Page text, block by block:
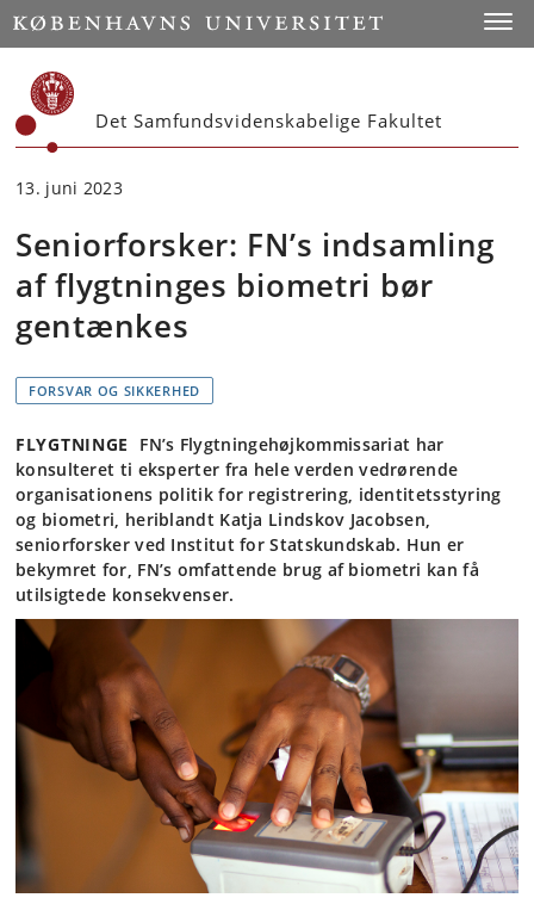
Start
Det Samfundsvidenskabelige Fakultet
13. juni 2023
Seniorforsker: FN’s indsamling
af flygtninges biometri bør
gentænkes
FORSVAR OG SIKKERHED
FLYGTNINGE
FN’s Flygtningehøjkommissariat har
konsulteret ti eksperter fra hele verden vedrørende
organisationens politik for registrering, identitetsstyring
og biometri, heriblandt Katja Lindskov Jacobsen,
seniorforsker ved Institut for Statskundskab. Hun er
bekymret for, FN’s omfattende brug af biometri kan få
utilsigtede konsekvenser.